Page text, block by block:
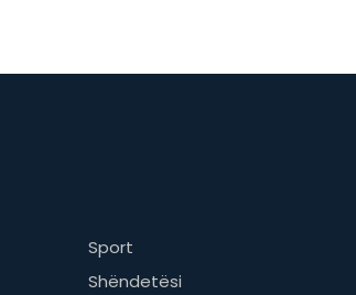
Sport
Shëndetësi